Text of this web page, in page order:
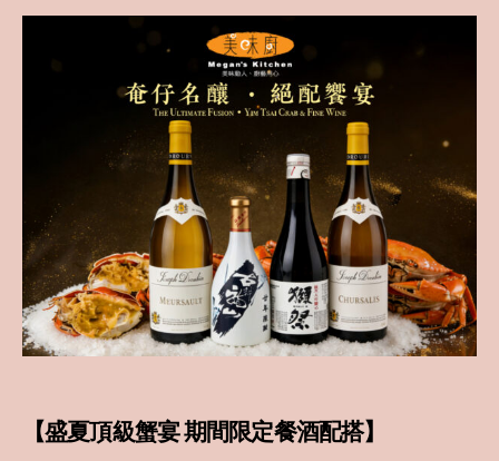
【盛夏頂級蟹宴 期間限定餐酒配搭】